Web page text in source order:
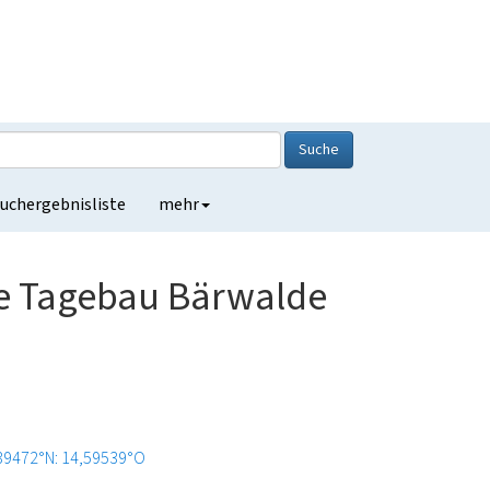
Suche
mehr
Tagebau Bärwalde
14,59539°O